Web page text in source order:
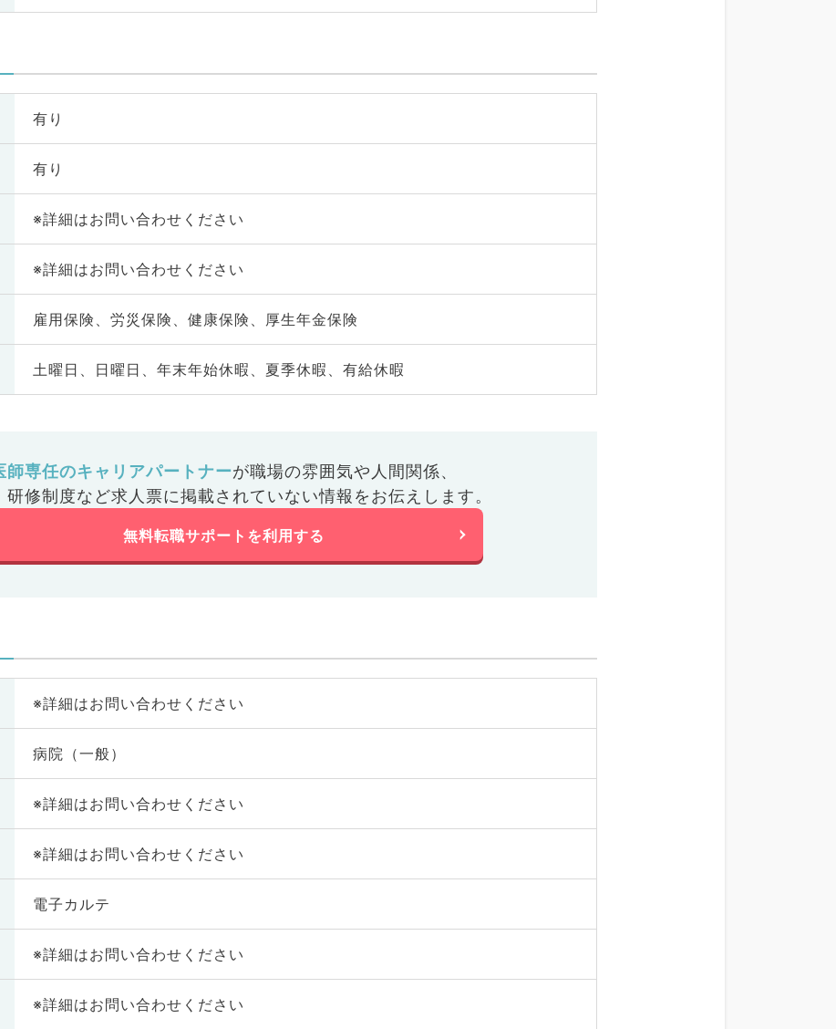
有り
有り
※詳細はお問い合わせください
※詳細はお問い合わせください
雇用保険、労災保険、健康保険、厚生年金保険
土曜日、日曜日、年末年始休暇、夏季休暇、有給休暇
師専任のキャリアパートナーが職場の雰囲気や人間関係、
研修制度など求人票に掲載されていない情報をお伝えします。
無料転職サポートを利用する
※詳細はお問い合わせください
病院（一般）
※詳細はお問い合わせください
※詳細はお問い合わせください
電子カルテ
※詳細はお問い合わせください
※詳細はお問い合わせください